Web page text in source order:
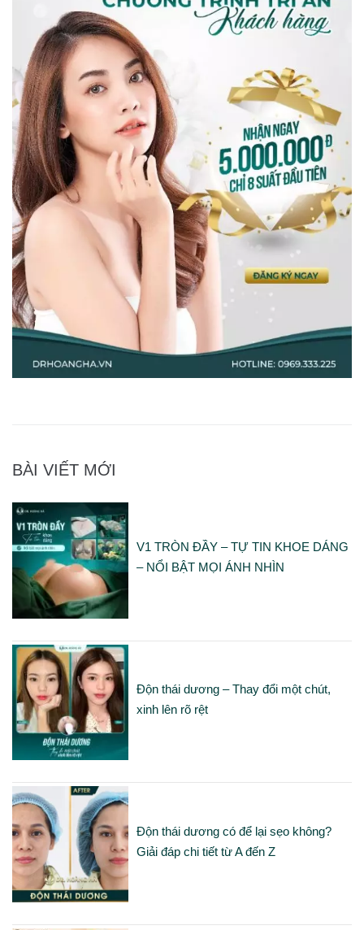
BÀI VIẾT MỚI
V1 TRÒN ĐẦY – TỰ TIN KHOE DÁNG
– NỔI BẬT MỌI ÁNH NHÌN
Độn thái dương – Thay đổi một chút,
xinh lên rõ rệt
Độn thái dương có để lại sẹo không?
Giải đáp chi tiết từ A đến Z